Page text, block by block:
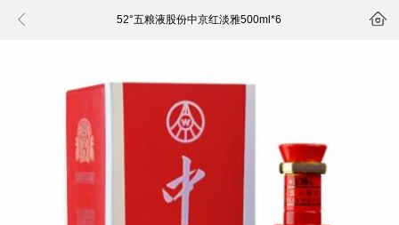
 52°五粮液股份中京红淡雅500ml*6 